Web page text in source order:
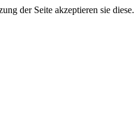
der Seite akzeptieren sie diese.